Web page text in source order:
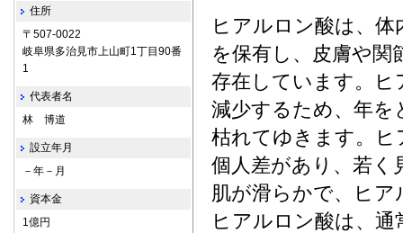
ヒアルロン酸は、
を保有し、皮膚や関
存在しています。ヒ
減少するため、年を
枯れてゆきます。
個人差があり、若く
肌が滑らかで、ヒ
ヒアルロン酸は、
住所
〒507-0022
岐阜県多治見市上山町1丁目90番
1
代表者名
林 博道
設立年月
－年－月
資本金
1億円